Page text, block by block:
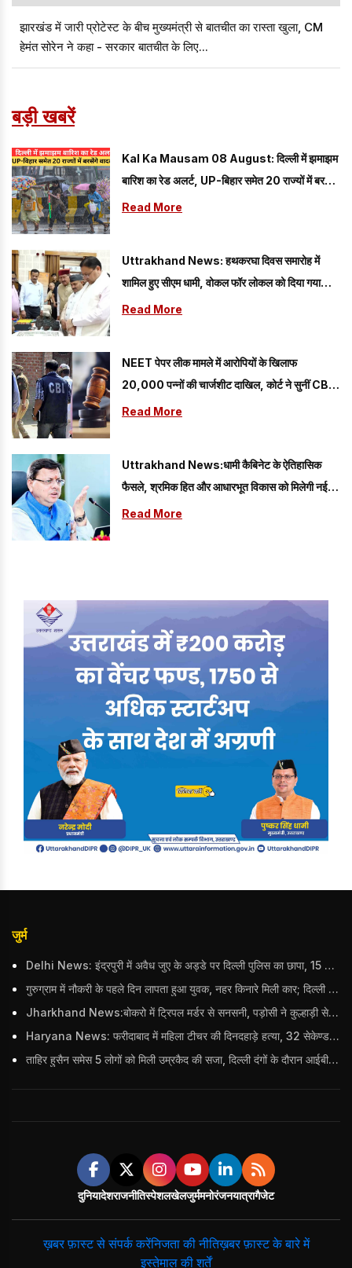
झारखंड में जारी प्रोटेस्ट के बीच मुख्यमंत्री से बातचीत का रास्ता खुला, CM
हेमंत सोरेन ने कहा - सरकार बातचीत के लिए...
बड़ी खबरें
Kal Ka Mausam 08 August: दिल्ली में झमाझम
बारिश का रेड अलर्ट, UP-बिहार समेत 20 राज्यों में बरसेंगे
बादल; यहां पढ़े 08 अगस्त का कैसा रहेगा मौसम
Read More
Uttrakhand News: हथकरघा दिवस समारोह में
शामिल हुए सीएम धामी, वोकल फॉर लोकल को दिया गया
प्रोत्साहन
Read More
NEET पेपर लीक मामले में आरोपियों के खिलाफ
20,000 पन्नों की चार्जशीट दाखिल, कोर्ट ने सुनीं CBI
की दलीलें
Read More
Uttrakhand News:धामी कैबिनेट के ऐतिहासिक
फैसले, श्रमिक हित और आधारभूत विकास को मिलेगी नई
गति
Read More
जुर्म
Delhi News: इंद्रपुरी में अवैध जुए के अड्डे पर दिल्ली पुलिस का छापा, 15 जुआरियों को पकड़ा; ₹3.61 लाख नकद और अन्य सामान बरामद
गुरुग्राम में नौकरी के पहले दिन लापता हुआ युवक, नहर किनारे मिली कार; दिल्ली पुलिस ने दर्ज की FIR
Jharkhand News:बोकरो में ट्रिपल मर्डर से सनसनी, पड़ोसी ने कुल्हाड़ी से पति-पत्नी और बहु की हत्या की
Haryana News: फरीदाबाद में महिला टीचर की दिनदहाड़े हत्या, 32 सेकेण्ड में 34 बार किया वार
ताहिर हुसैन समेस 5 लोगों को मिली उम्रकैद की सजा, दिल्ली दंगों के दौरान आईबी अधिकारी का किया था कत्ल
दुनियादेशराजनीतिस्पेशलखेलजुर्ममनोरंजनयात्रागैजेट
ख़बर फ़ास्ट से संपर्क करेंनिजता की नीतिख़बर फ़ास्ट के बारे में
इस्तेमाल की शर्तें